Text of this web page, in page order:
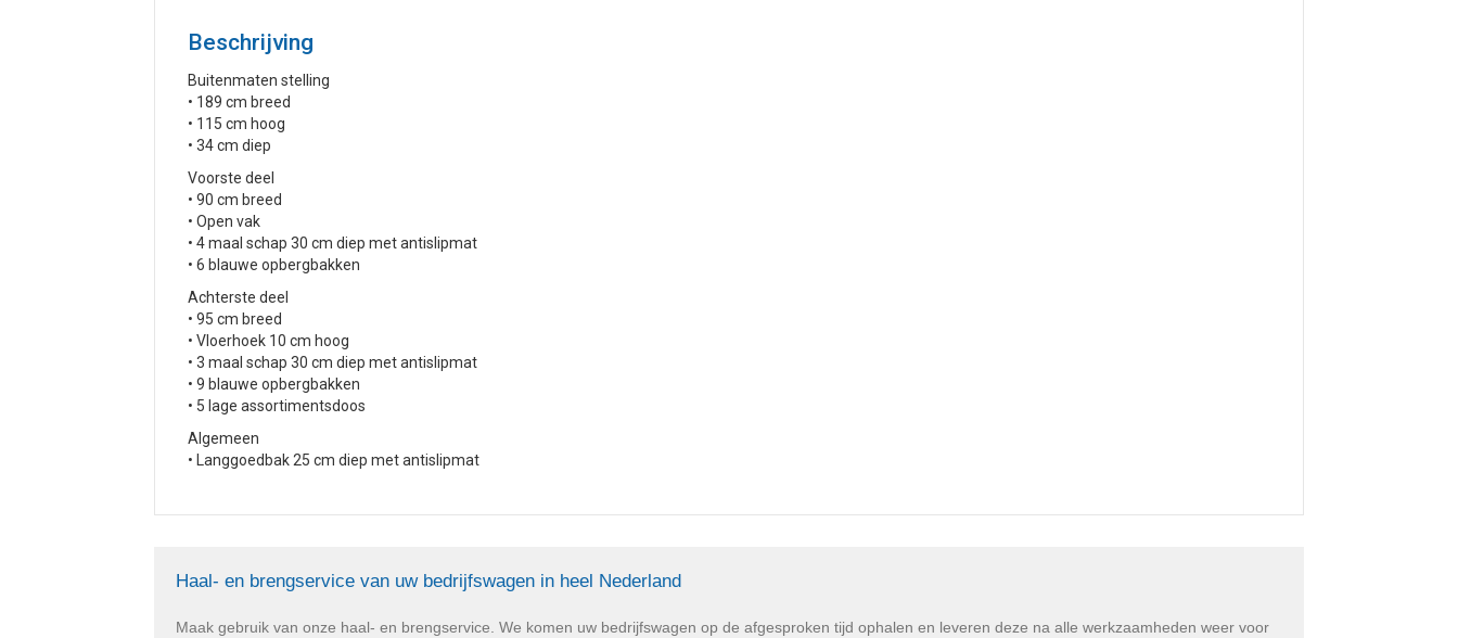
Beschrijving
Buitenmaten stelling
• 189 cm breed
• 115 cm hoog
• 34 cm diep
Voorste deel
• 90 cm breed
• Open vak
• 4 maal schap 30 cm diep met antislipmat
• 6 blauwe opbergbakken
Achterste deel
• 95 cm breed
• Vloerhoek 10 cm hoog
• 3 maal schap 30 cm diep met antislipmat
• 9 blauwe opbergbakken
• 5 lage assortimentsdoos
Algemeen
• Langgoedbak 25 cm diep met antislipmat
Haal- en brengservice van uw bedrijfswagen in heel Nederland
Maak gebruik van onze haal- en brengservice. We komen uw bedrijfswagen op de afgesproken tijd ophalen en leveren deze na alle werkzaamheden weer voor